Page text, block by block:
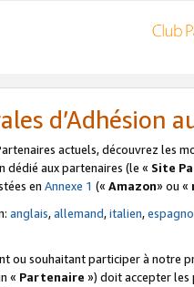
d’Adhésion
actuels, découvrez les
dédié aux partenaires (le « Site
en Annexe 1 (« Amazon» ou «
anglais,allemand,italien,
ou souhaitant participer à notre
« Partenaire ») doit accepter les